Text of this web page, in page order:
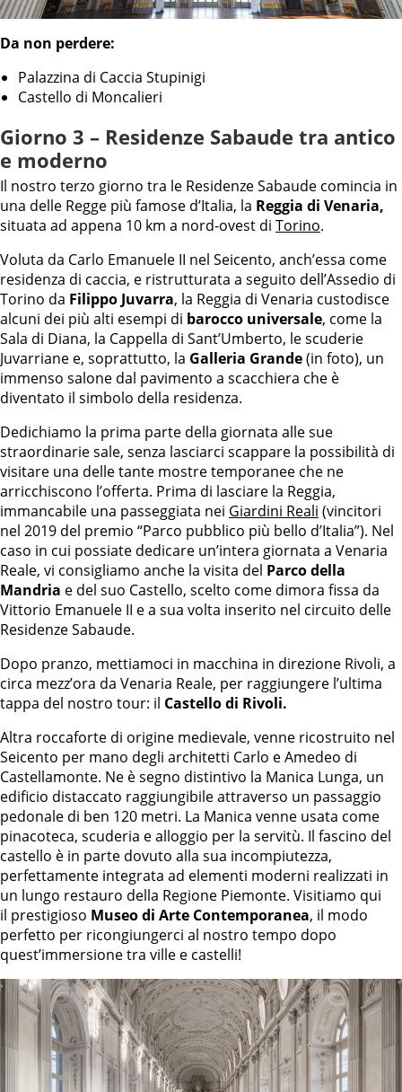
Da non perdere:
Palazzina di Caccia Stupinigi
Castello di Moncalieri
Giorno 3 – Residenze Sabaude tra antico
e moderno
Il nostro terzo giorno tra le Residenze Sabaude comincia in
una delle Regge più famose d’Italia, la Reggia di Venaria,
situata ad appena 10 km a nord-ovest di Torino.
Voluta da Carlo Emanuele II nel Seicento, anch’essa come
residenza di caccia, e ristrutturata a seguito dell’Assedio di
Torino da Filippo Juvarra, la Reggia di Venaria custodisce
alcuni dei più alti esempi di barocco universale, come la
Sala di Diana, la Cappella di Sant’Umberto, le scuderie
Juvarriane e, soprattutto, la Galleria Grande(in foto), un
immenso salone dal pavimento a scacchiera che è
diventato il simbolo della residenza.
Dedichiamo la prima parte della giornata alle sue
straordinarie sale, senza lasciarci scappare la possibilità di
visitare una delle tante mostre temporanee che ne
arricchiscono l’offerta. Prima di lasciare la Reggia,
immancabile una passeggiata nei Giardini Reali (vincitori
nel 2019 del premio “Parco pubblico più bello d’Italia”). Nel
caso in cui possiate dedicare un’intera giornata a Venaria
Reale, vi consigliamo anche la visita del Parco della
Mandria e del suo Castello, scelto come dimora fissa da
Vittorio Emanuele II e a sua volta inserito nel circuito delle
Residenze Sabaude.
Dopo pranzo, mettiamoci in macchina in direzione Rivoli, a
circa mezz’ora da Venaria Reale, per raggiungere l’ultima
tappa del nostro tour: il Castello di Rivoli.
Altra roccaforte di origine medievale, venne ricostruito nel
Seicento per mano degli architetti Carlo e Amedeo di
Castellamonte. Ne è segno distintivo la Manica Lunga, un
edificio distaccato raggiungibile attraverso un passaggio
pedonale di ben 120 metri. La Manica venne usata come
pinacoteca, scuderia e alloggio per la servitù. Il fascino del
castello è in parte dovuto alla sua incompiutezza,
perfettamente integrata ad elementi moderni realizzati in
un lungo restauro della Regione Piemonte. Visitiamo qui
il prestigioso Museo di Arte Contemporanea, il modo
perfetto per ricongiungerci al nostro tempo dopo
quest’immersione tra ville e castelli!